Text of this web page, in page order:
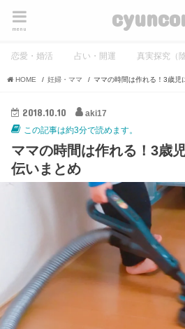
menu
恋愛・婚活 占い・開運 真実探究（
HOME 妊婦・ママ
2018.10.10
aki17
この記事は約3分で読めます。
ママの時間は作れる！3歳
伝いまとめ